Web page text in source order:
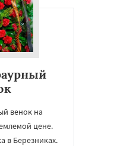
венок на
цене.
в Березниках.